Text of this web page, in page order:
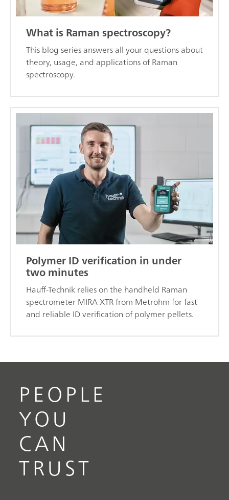
What is Raman spectroscopy?
This blog series answers all your questions about
theory, usage, and applications of Raman
spectroscopy.
Polymer ID verification in under
two minutes
Hauff-Technik relies on the handheld Raman
spectrometer MIRA XTR from Metrohm for fast
and reliable ID verification of polymer pellets.
PEOPLE
YOU
CAN
TRUST